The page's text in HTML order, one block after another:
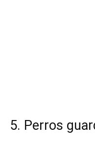
5. Perros